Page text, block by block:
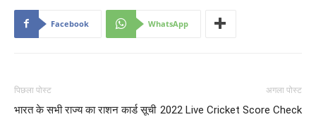
Facebook WhatsApp
पिछला पोस्ट
भारत के सभी राज्य का राशन कार्ड सूची
अगला पोस्ट
2022 Live Cricket Score Check